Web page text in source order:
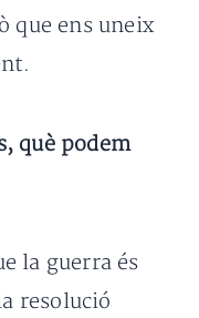
que ens uneix
què podem
la guerra és
resolució